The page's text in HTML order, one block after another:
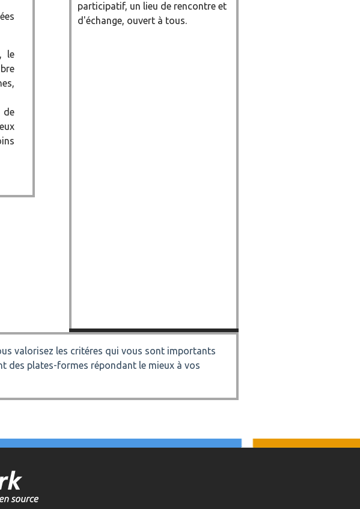
le
de
participatif, un lieu de rencontre et
d'échange, ouvert à tous.
valorisez les critéres qui vous sont importants
des plates-formes répondant le mieux à vos